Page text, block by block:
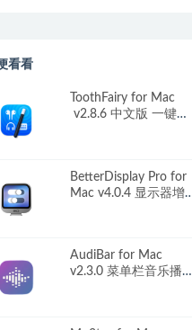
看看
ToothFairy for Mac
v2.8.6 中文版 一键连
BetterDisplay Pro for
Mac v4.0.4 显示器增
AudiBar for Mac
v2.3.0 菜单栏音乐播放